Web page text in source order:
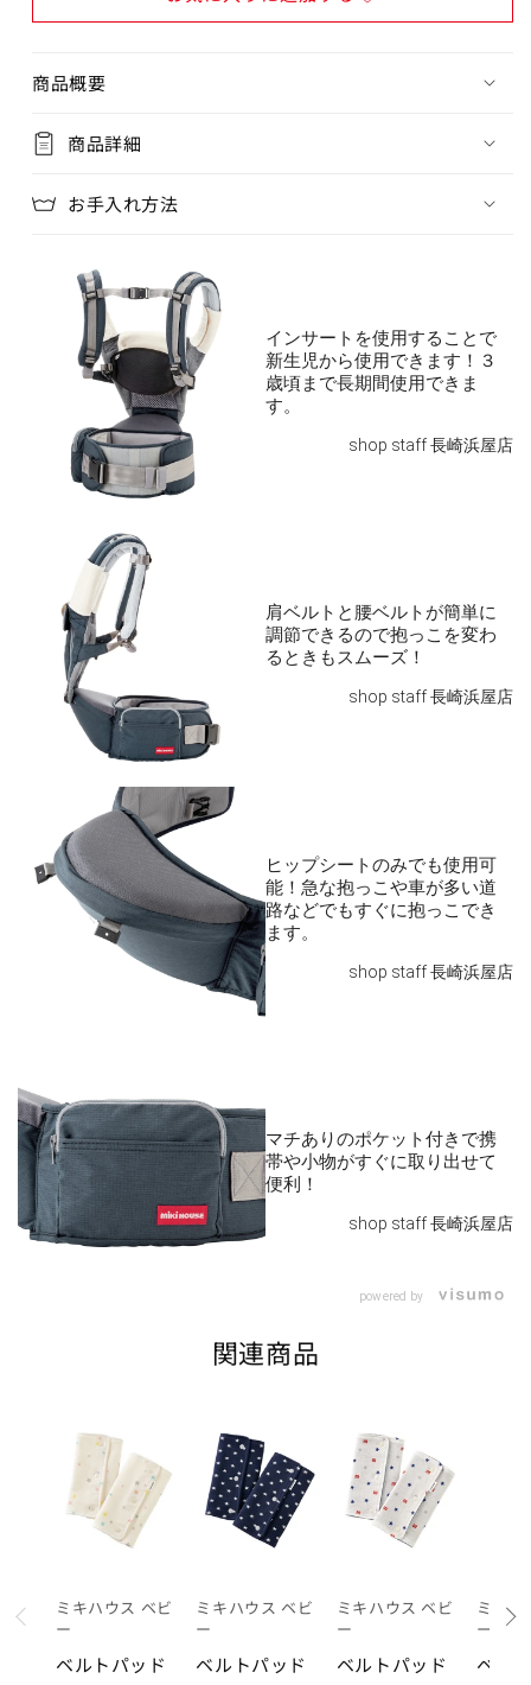
商品概要
商品詳細
お手入れ方法
インサートを使用することで
新生児から使用できます！３
歳頃まで長期間使用できま
す。
shop staff 長崎浜屋店
肩ベルトと腰ベルトが簡単に
調節できるので抱っこを変わ
shop staff 長崎浜屋店
ヒップシートのみでも使用可
能！急な抱っこや車が多い道
路などでもすぐに抱っこでき
ます。
shop staff 長崎浜屋店
マチありのポケット付きで携
帯や小物がすぐに取り出せて
便利！
shop staff 長崎浜屋店
powered by
関連商品
ミキハウス ベビ
ー
ベルトパッド
ミキハウス ベビ
ー
ベルトパッド
ミキハウス ベビ
ー
ベルトパッド
ミキハ
ー
ベル
prev